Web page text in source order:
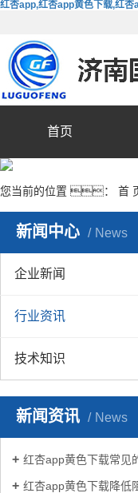
红杏app,红杏app黄色下载,红
首页
您当前的位置 ： 首
新闻中心 News
企业新闻
行业资讯
技术知识
新闻资讯 News
红杏app黄色下载常见的清
红杏app黄色下载降低